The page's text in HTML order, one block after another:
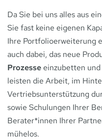
Da Sie bei uns alles aus
Sie fast keine eigenen
Ihre Portfolioerweiterung
auch dabei, das neue
Prozesse einzubetten
leisten die Arbeit, im
Vertriebsunterstützung
sowie Schulungen Ihrer
Berater*innen Ihrer
mühelos.